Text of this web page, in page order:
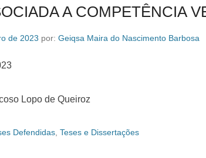
A COMPETÊNCIA
de 2023 por: Geiqsa Maira do Nascimento Barbosa
Lopo de Queiroz
Defendidas Teses e Dissertações